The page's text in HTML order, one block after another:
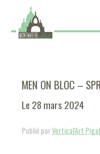
MEN ON BLOC –
Le 28 mars 2024
Publié parVertical'Art